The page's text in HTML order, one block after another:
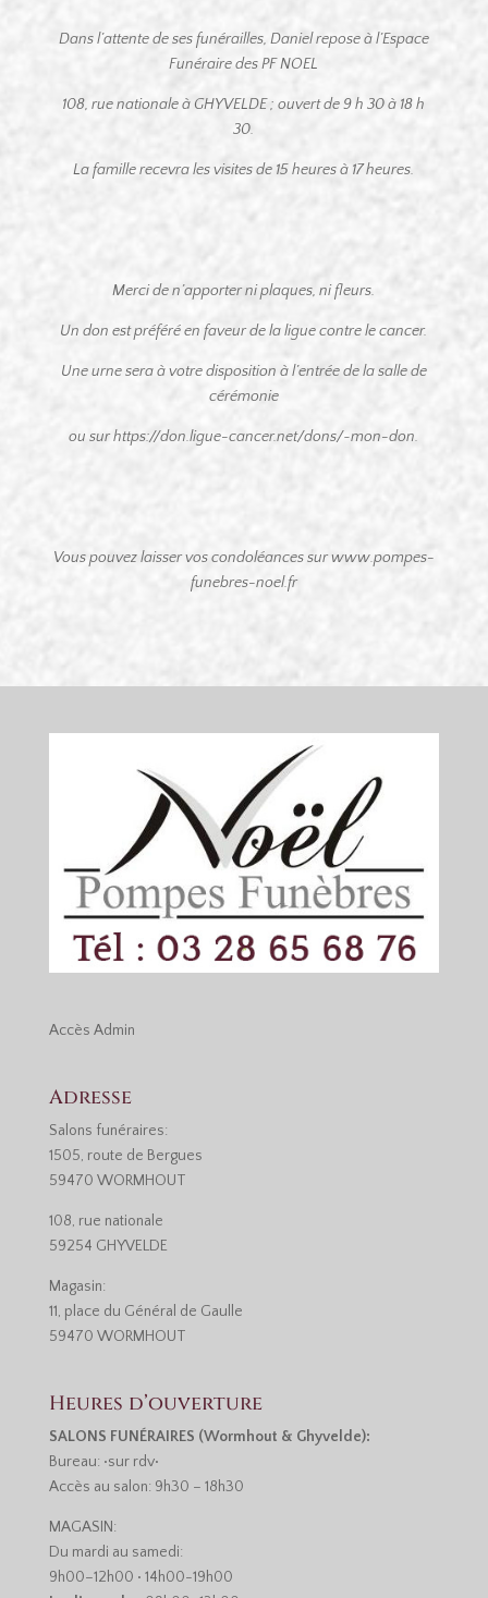
Dans l’attente de ses funérailles, Daniel repose à l’Espace
Funéraire des PF NOEL
108, rue nationale à GHYVELDE ; ouvert de 9 h 30 à 18 h
30.
La famille recevra les visites de 15 heures à 17 heures.
Merci de n’apporter ni plaques, ni fleurs.
Un don est préféré en faveur de la ligue contre le cancer.
Une urne sera à votre disposition à l’entrée de la salle de
cérémonie
ou sur https://don.ligue-cancer.net/dons/~mon-don.
Vous pouvez laisser vos condoléances sur www.pompes-
funebres-noel.fr
Accès Admin
Adresse
Salons funéraires:
1505, route de Bergues
59470 WORMHOUT
108, rue nationale
59254 GHYVELDE
Magasin:
11, place du Général de Gaulle
59470 WORMHOUT
Heures d’ouverture
SALONS FUNÉRAIRES (Wormhout & Ghyvelde):
Bureau: •sur rdv•
Accès au salon: 9h30 – 18h30
MAGASIN:
Du mardi au samedi:
9h00–12h00 • 14h00-19h00